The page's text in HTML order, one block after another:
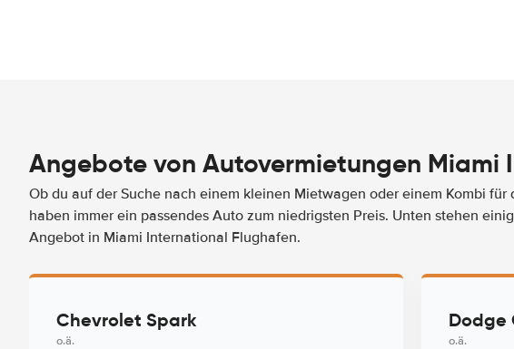
Angebote von Autovermietungen Miami
Ob du auf der Suche nach einem kleinen Mietwagen oder einem Kombi für
haben immer ein passendes Auto zum niedrigsten Preis. Unten stehen
Angebot in Miami International Flughafen.
Chevrolet Spark
o.ä.
Dodge
o.ä.